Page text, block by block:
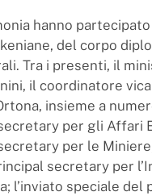
hanno
del corpo
Tra i presenti, il
il coordinatore
insieme a
per gli Affari
per le
secretary per
l’inviato speciale